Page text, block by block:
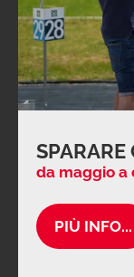
da maggio a
PIÙ INFO...